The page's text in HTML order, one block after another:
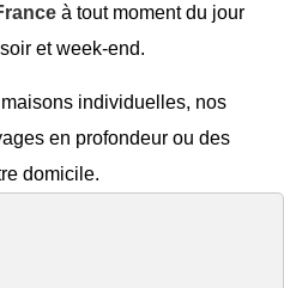
à tout moment du jour
et week-end.
individuelles, nos
en profondeur ou des
domicile.